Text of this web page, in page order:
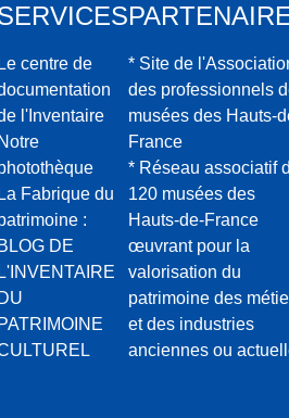
Le centre de
l'Inventaire
Notre
La Fabrique du
:
BLOG DE
L'INVENTAIRE
DU
PATRIMOINE
* Site de
des professionnels
musées des Hauts-
France
* Réseau associatif
120 musées des
Hauts-de-France
œuvrant pour la
valorisation du
patrimoine des
et des industries
anciennes ou